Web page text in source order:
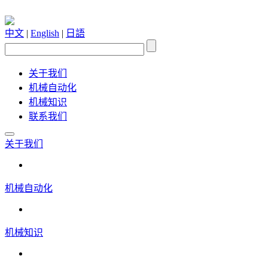
中文 | English | 日語
关于我们
机械自动化
机械知识
联系我们
关于我们
机械自动化
机械知识